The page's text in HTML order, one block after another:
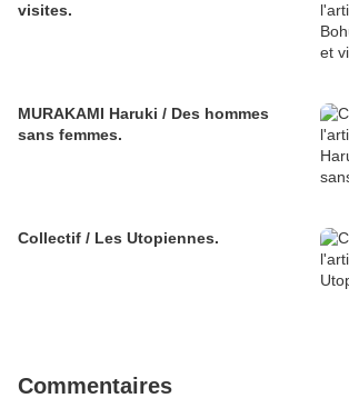
visites.
MURAKAMI Haruki / Des hommes
sans femmes.
Collectif / Les Utopiennes.
Commentaires